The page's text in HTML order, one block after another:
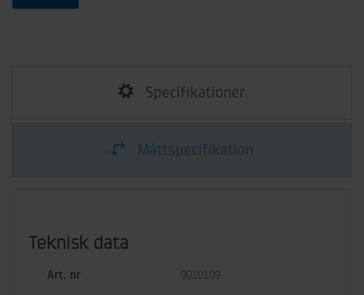
Specifikationer
Måttspecifikation
Teknisk data
Art. nr 9010109